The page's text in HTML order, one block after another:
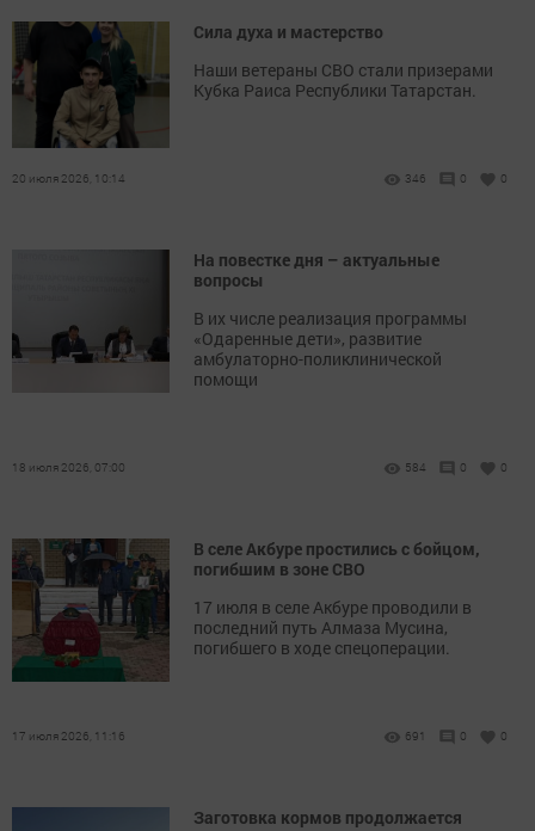
Сила духа и мастерство
Наши ветераны СВО стали призерами
Кубка Раиса Республики Татарстан.
20 июля 2026, 10:14 346 0 0
На повестке дня – актуальные
вопросы
В их числе реализация программы
«Одаренные дети», развитие
амбулаторно-поликлинической
помощи
18 июля 2026, 07:00 584 0 0
В селе Акбуре простились с бойцом,
погибшим в зоне СВО
17 июля в селе Акбуре проводили в
последний путь Алмаза Мусина,
погибшего в ходе спецоперации.
17 июля 2026, 11:16 691 0 0
Заготовка кормов продолжается